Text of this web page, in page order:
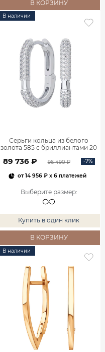
В КОРЗИНУ
В наличии
Серьги кольца из белого
золота 585 с бриллиантами 20
89 736 ₽ 96 490 ₽ -7%
от14 956 ₽x 6 платежей
Выберите размер:
Купить в один клик
В КОРЗИНУ
В наличии